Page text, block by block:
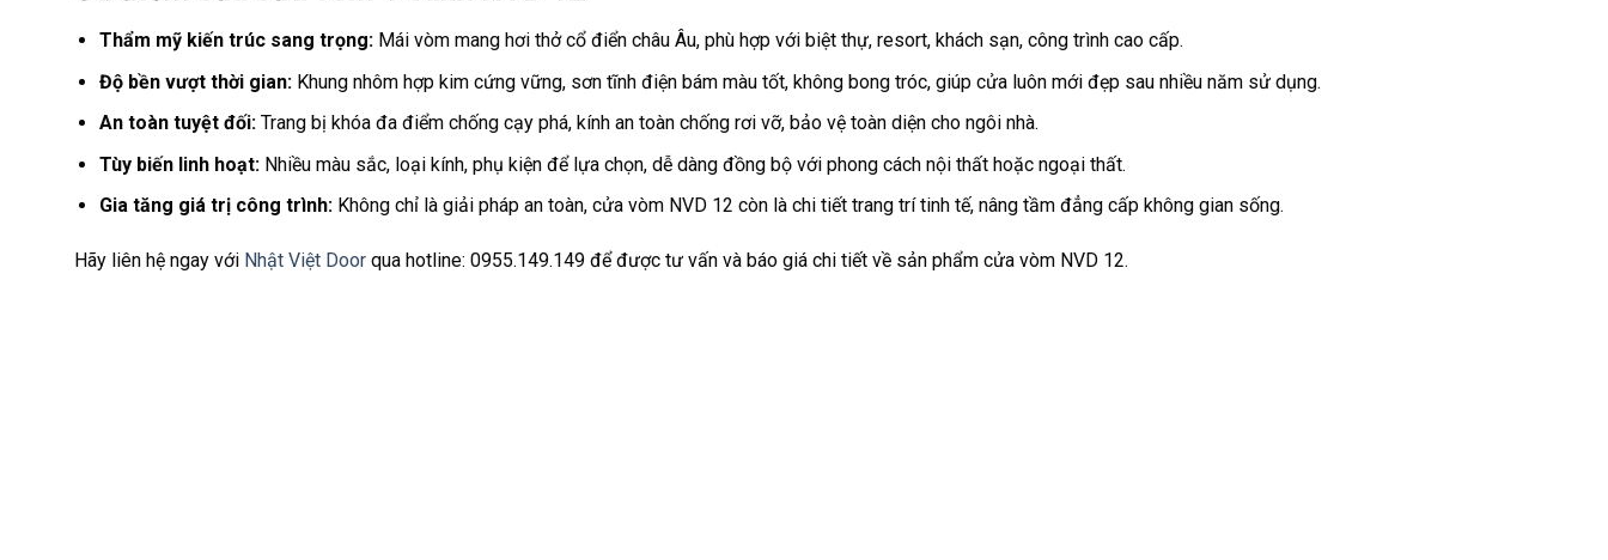
Thẩm mỹ kiến trúc sang trọng:Mái vòm mang hơi thở cổ điển châu Âu, phù hợp với biệt thự, resort, khách sạn, công trình cao cấp.
Độ bền vượt thời gian:Khung nhôm hợp kim cứng vững, sơn tĩnh điện bám màu tốt, không bong tróc, giúp cửa luôn mới đẹp sau nhiều năm sử dụng.
An toàn tuyệt đối:Trang bị khóa đa điểm chống cạy phá, kính an toàn chống rơi vỡ, bảo vệ toàn diện cho ngôi nhà.
Tùy biến linh hoạt:Nhiều màu sắc, loại kính, phụ kiện để lựa chọn, dễ dàng đồng bộ với phong cách nội thất hoặc ngoại thất.
Gia tăng giá trị công trình:Không chỉ là giải pháp an toàn, cửa vòm NVD 12 còn là chi tiết trang trí tinh tế, nâng tầm đẳng cấp không gian sống.
Hãy liên hệ ngay với Nhật Việt Door qua hotline: 0955.149.149 để được tư vấn và báo giá chi tiết về sản phẩm cửa vòm NVD 12.